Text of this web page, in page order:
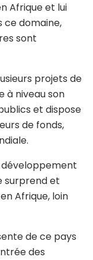
Afrique et lui
ce domaine,
sont
projets de
à niveau son
et dispose
de fonds,
développement
surprend et
Afrique, loin
de ce pays
des